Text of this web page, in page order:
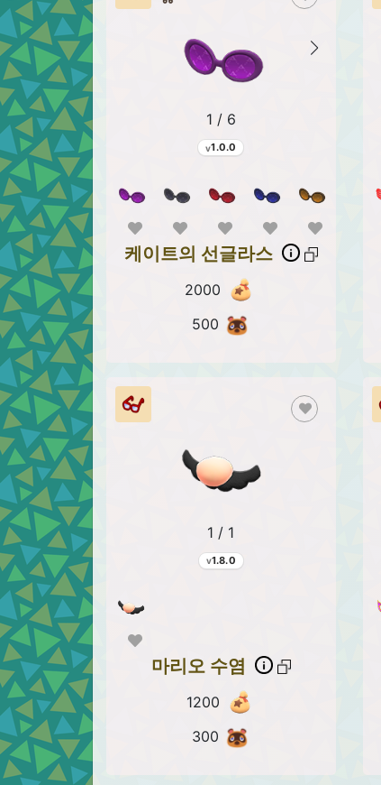
1 / 6
1.0.0
케이트의 선글라스
2000
500
1 / 1
1.8.0
마리오 수염
1200
300